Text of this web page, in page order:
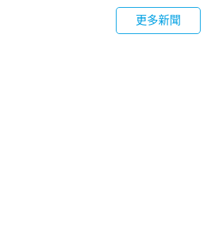
更多新聞